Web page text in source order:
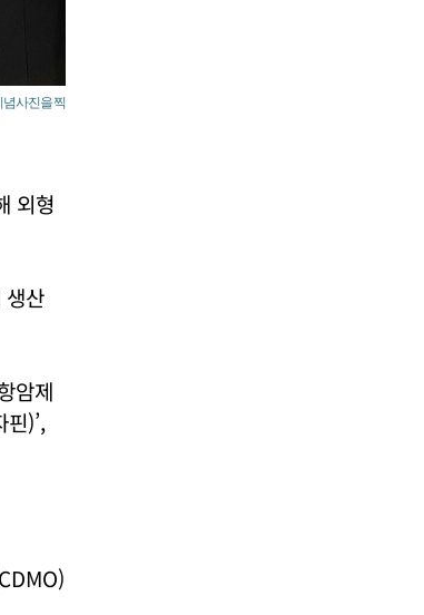
념사진을 찍
외형
산
암제
)’,